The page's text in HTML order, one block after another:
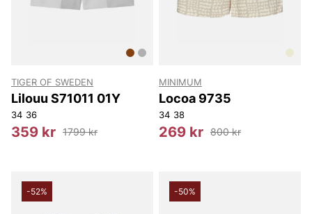
TIGER OF SWEDEN
Lilouu S71011 01Y
34 36
359 kr 1799 kr
MINIMUM
Locoa 9735
34 38
269 kr 800 kr
-52% -50%